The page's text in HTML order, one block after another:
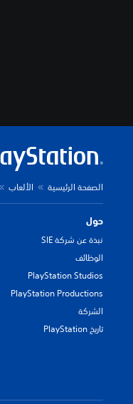
الصفحة الرئيسية الألعاب
حول
نبذة عن شركة SIE
الوظائف
PlayStation Studios
PlayStation Productions
الشركة
تاريخ PlayStation